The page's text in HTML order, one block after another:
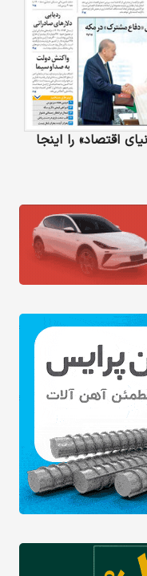
اقتصاد» را اینجا